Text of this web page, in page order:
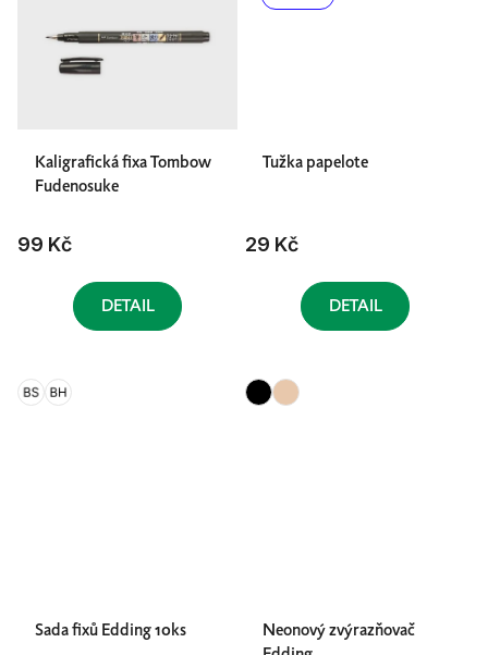
Kaligrafická fixa Tombow
Fudenosuke
99 Kč
DETAIL
Tužka papelote
29 Kč
DETAIL
Sada fixů Edding 10ks
Neonový zvýrazňovač